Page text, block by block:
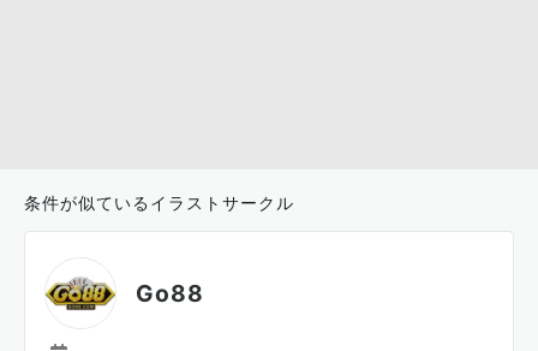
条件が似ているイラストサークル
Go88